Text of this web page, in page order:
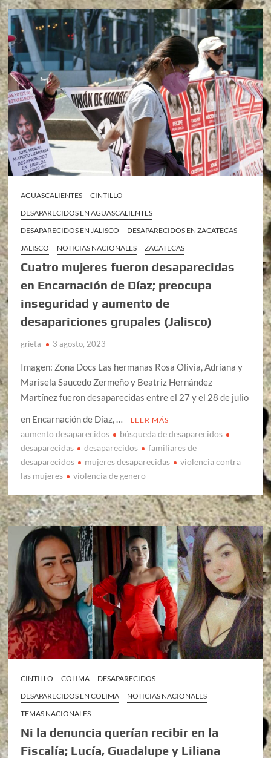
AGUASCALIENTES
CINTILLO
DESAPARECIDOS EN AGUASCALIENTES
DESAPARECIDOS EN JALISCO
DESAPARECIDOS EN ZACATECAS
JALISCO
NOTICIAS NACIONALES ZACATECAS
Cuatro mujeres fueron desaparecidas
en Encarnación de Díaz; preocupa
inseguridad y aumento de
desapariciones grupales (Jalisco)
grieta 3 agosto, 2023
Imagen: Zona Docs Las hermanas Rosa Olivia, Adriana y
Marisela Saucedo Zermeño y Beatriz Hernández
Martínez fueron desaparecidas entre el 27 y el 28 de julio
en Encarnación de Díaz, …
LEER MÁS
aumento desaparecidos
búsqueda de desaparecidos
desaparecidas
desaparecidos
familiares de
desaparecidos
mujeres desaparecidas
violencia contra
las mujeres
violencia de genero
CINTILLO COLIMA
DESAPARECIDOS
DESAPARECIDOS EN COLIMA
NOTICIAS NACIONALES
TEMAS NACIONALES
Ni la denuncia querían recibir en la
Fiscalía; Lucía, Guadalupe y Liliana